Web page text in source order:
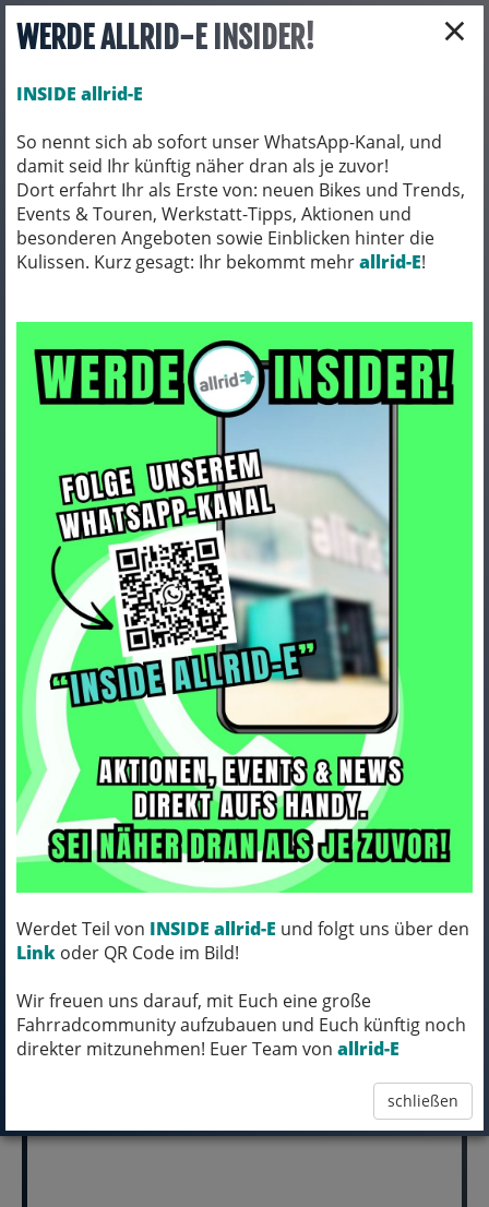
×
WERDE ALLRID-E INSIDER!
INSIDE allrid-E
So nennt sich ab sofort unser WhatsApp-Kanal, und
damit seid Ihr künftig näher dran als je zuvor!
Dort erfahrt Ihr als Erste von: neuen Bikes und Trends,
Events & Touren, Werkstatt-Tipps, Aktionen und
besonderen Angeboten sowie Einblicken hinter die
Kulissen. Kurz gesagt: Ihr bekommt mehrallrid-E!
Werdet Teil von INSIDE allrid-E und folgt uns über den
Link oder QR Code im Bild!
Wir freuen uns darauf, mit Euch eine große
Fahrradcommunity aufzubauen und Euch künftig noch
direkter mitzunehmen! Euer Team von allrid-E
schließen
Toggle navigation
FAHRRADTEILE LAUFRÄDER
Bontrager Vorderrad Bontrager
Line Pro 30 29 Disc 110mm
Blac
Art.Nr. 588652
Farbe: BLACK
RUFT UNS AN, WIR KLÄREN DEN
pro Stück (inkl. MwSt.)